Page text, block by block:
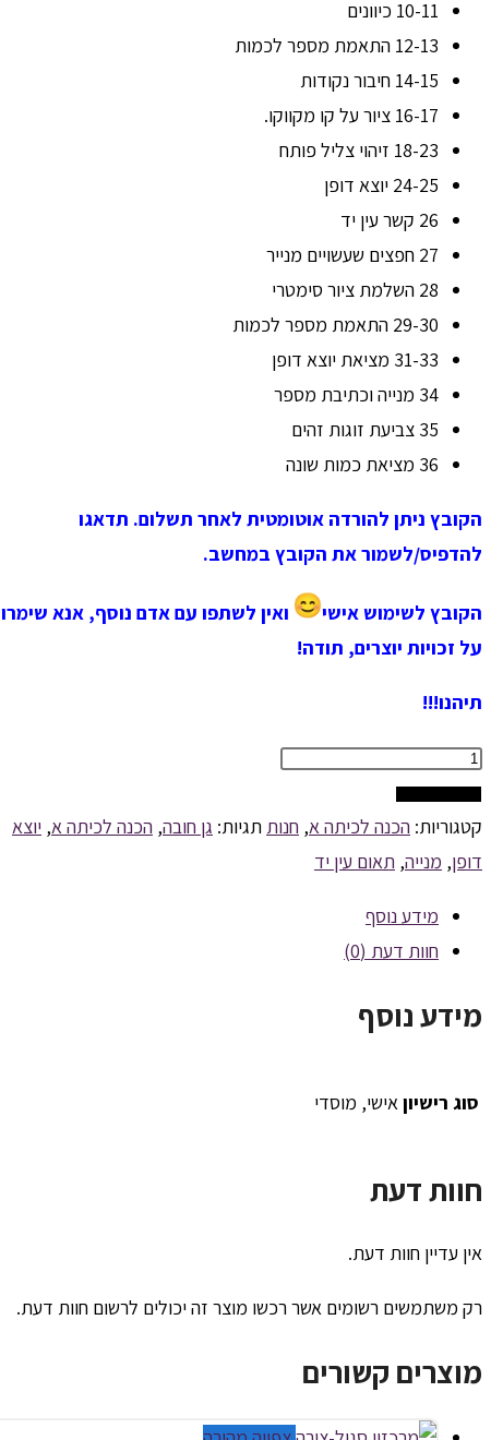
10-11 כיוונים
12-13 התאמת מספר לכמות
14-15 חיבור נקודות
16-17 ציור על קו מקווקו.
18-23 זיהוי צליל פותח
24-25 יוצא דופן
26 קשר עין יד
27 חפצים שעשויים מנייר
28 השלמת ציור סימטרי
29-30 התאמת מספר לכמות
31-33 מציאת יוצא דופן
34 מנייה וכתיבת מספר
35 צביעת זוגות זהים
36 מציאת כמות שונה
הקובץ ניתן להורדה אוטומטית לאחר תשלום. תדאגו
להדפיס/לשמור את הקובץ במחשב.
הקובץ לשימוש אישי
ואין לשתפו עם אדם נוסף, אנא שימרו
על זכויות יוצרים, תודה!
תיהנו!!!
כמות
של
דפי
עבודה
קטגוריות: הכנה לכיתה א, חנות תגיות: גן חובה, הכנה לכיתה א, יוצא
דופן, מנייה, תאום עין יד
מידע נוסף
חוות דעת (0)
מידע נוסף
סוג רישיון אישי, מוסדי
חוות דעת
אין עדיין חוות דעת.
רק משתמשים רשומים אשר רכשו מוצר זה יכולים לרשום חוות דעת.
מוצרים קשורים